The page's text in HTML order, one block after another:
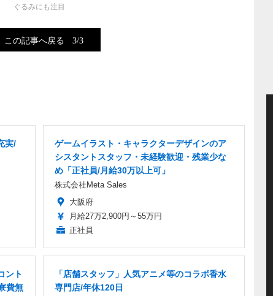
ぐるみにも注目
この記事へ戻る 3/3
実/
ゲームイラスト・キャラクターデザインのア
シスタントスタッフ・未経験歓迎・残業少な
め「正社員/月給30万以上可」
株式会社Meta Sales
大阪府
月給27万2,900円～55万円
正社員
ント
費無
「店舗スタッフ」人気アニメ等のコラボ香水
専門店/年休120日